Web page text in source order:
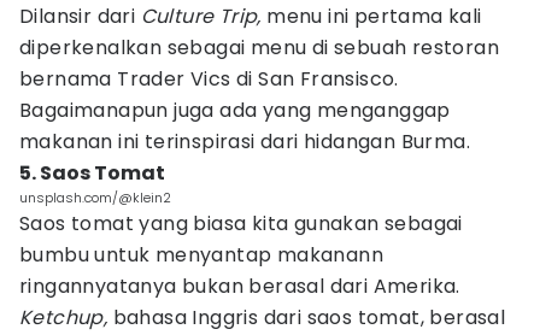
Dilansir dari Culture Trip, menu ini pertama kali
diperkenalkan sebagai menu di sebuah restoran
bernama Trader Vics di San Fransisco.
Bagaimanapun juga ada yang menganggap
makanan ini terinspirasi dari hidangan Burma.
5. Saos Tomat
unsplash.com/@klein2
Saos tomat yang biasa kita gunakan sebagai
bumbu untuk menyantap makanann
ringannyatanya bukan berasal dari Amerika.
Ketchup, bahasa Inggris dari saos tomat, berasal